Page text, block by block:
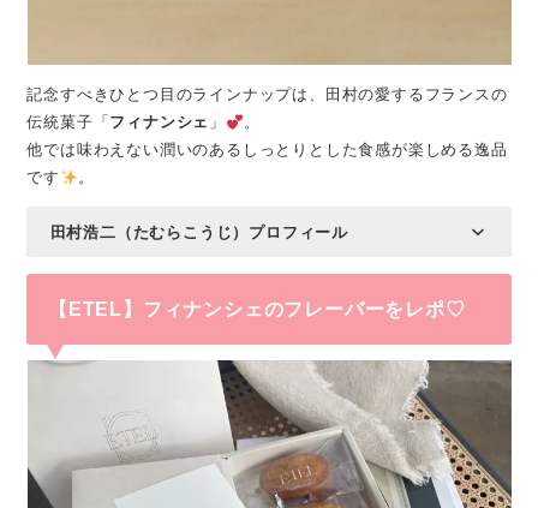
記念すべきひとつ目のラインナップは、田村の愛するフランスの
伝統菓子「 フィナンシェ 」
。
他では味わえない潤いのあるしっとりとした食感が楽しめる逸品
です
。
田村浩二（たむらこうじ）プロフィール
【ETEL】フィナンシェのフレーバーをレポ♡